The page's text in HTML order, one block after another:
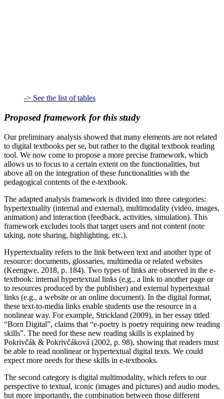
-> See the list of tables
Proposed framework for this study
Our preliminary analysis showed that many elements are not related
to digital textbooks per se, but rather to the digital textbook reading
tool. We now come to propose a more precise framework, which
allows us to focus to a certain extent on the functionalities, but
above all on the integration of these functionalities with the
pedagogical contents of the e-textbook.
The adapted analysis framework is divided into three categories:
hypertextuality (internal and external), multimodality (video, images,
animation) and interaction (feedback, activities, simulation). This
framework excludes tools that target users and not content (note
taking, note sharing, highlighting, etc.).
Hypertextuality refers to the link between text and another type of
resource: documents, glossaries, multimedia or related websites
(Keengwe, 2018, p. 184). Two types of links are observed in the e-
textbook: internal hypertextual links (e.g., a link to another page or
to resources produced by the publisher) and external hypertextual
links (e.g., a website or an online document). In the digital format,
these text-to-media links enable students use the resource in a
nonlinear way. For example, Strickland (2009), in her essay titled
“Born Digital”, claims that “e-poetry is poetry requiring new reading
skills”. The need for these new reading skills is explained by
Pokrivčák & Pokrivčáková (2002, p. 98), showing that readers must
be able to read nonlinear or hypertextual digital texts. We could
expect more needs for these skills in e-textbooks.
The second category is digital multimodality, which refers to our
perspective to textual, iconic (images and pictures) and audio modes,
but more importantly, the combination between those different